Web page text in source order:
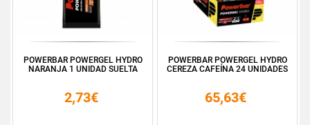
POWERBAR POWERGEL HYDRO
NARANJA 1 UNIDAD SUELTA
2,73€
POWERBAR POWERGEL HYDRO
CEREZA CAFEÍNA 24 UNIDADES
65,63€